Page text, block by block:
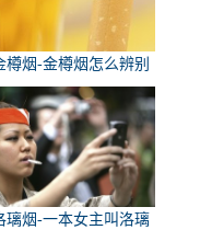
樽烟-金樽烟怎么辨别
真假
璃烟-一本女主叫洛璃